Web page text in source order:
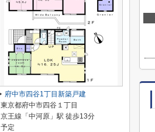
府中市四谷1丁目新築戸建
東京都府中市四谷１丁目
京王線「中河原」駅 徒歩13分
予定